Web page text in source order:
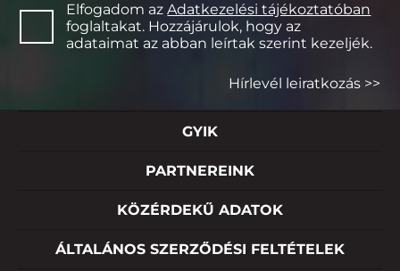
Elfogadom azAdatkezelési tájékoztatóban
foglaltakat. Hozzájárulok, hogy az
adataimat az abban leírtak szerint kezeljék.
Hírlevél leiratkozás >>
GYIK
PARTNEREINK
KÖZÉRDEKŰ ADATOK
ÁLTALÁNOS SZERZŐDÉSI FELTÉTELEK